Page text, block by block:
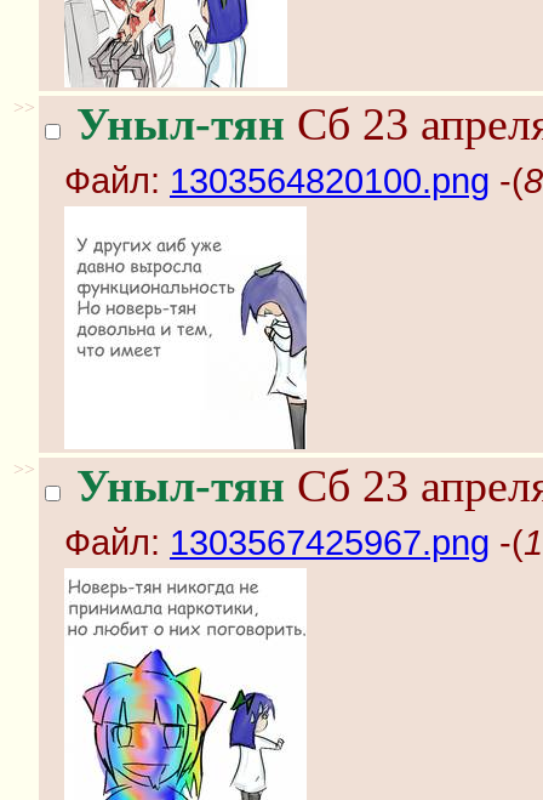
>> Уныл-тян Сб 23
Файл: 1303564820100.png -(
>> Уныл-тян Сб 23
Файл: 1303567425967.png -(